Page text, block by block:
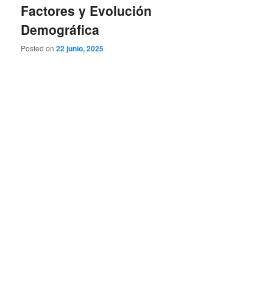
Factores y Evolución
Demográfica
Posted on22 junio, 2025